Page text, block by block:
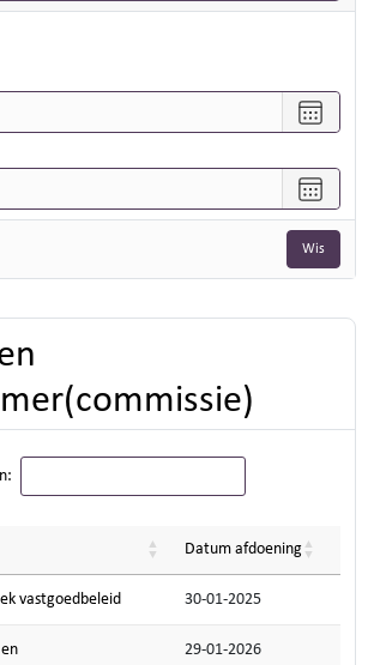
een
vanaf
een
datum
tot
en
Wis
Datum afdoening
vastgoedbeleid 30-01-2025
29-01-2026